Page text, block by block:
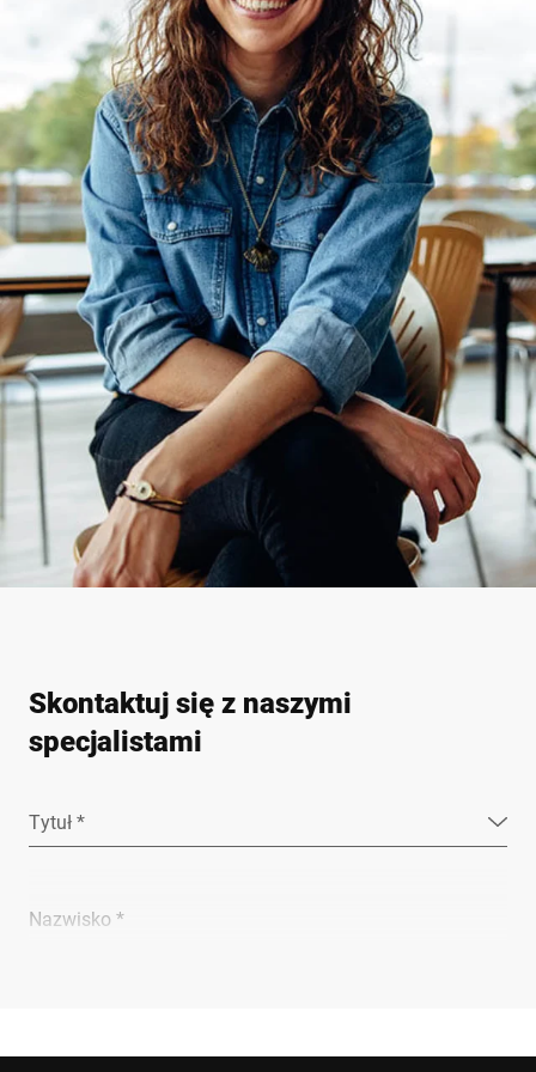
Skontaktuj się z naszymi
specjalistami
Tytuł *
Nazwisko *